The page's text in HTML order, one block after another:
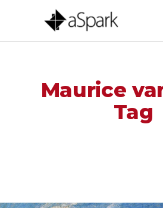
Maurice
Tag